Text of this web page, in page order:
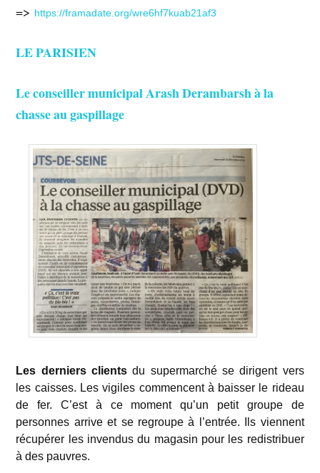
=> https://framadate.org/wre6hf7kuab21af3
LE PARISIEN
Le conseiller municipal Arash Derambarsh à la
chasse au gaspillage
Les derniers clientsdu supermarché se dirigent vers
les caisses. Les vigiles commencent à baisser le rideau
de fer. C’est à ce moment qu’un petit groupe de
personnes arrive et se regroupe à l’entrée. Ils viennent
récupérer les invendus du magasin pour les redistribuer
à des pauvres.